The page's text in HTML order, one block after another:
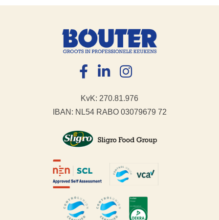
KvK: 270.81.976
IBAN: NL54 RABO 03079679 72